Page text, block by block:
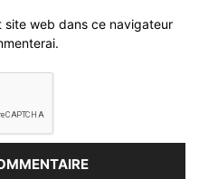
site web dans ce navigateur